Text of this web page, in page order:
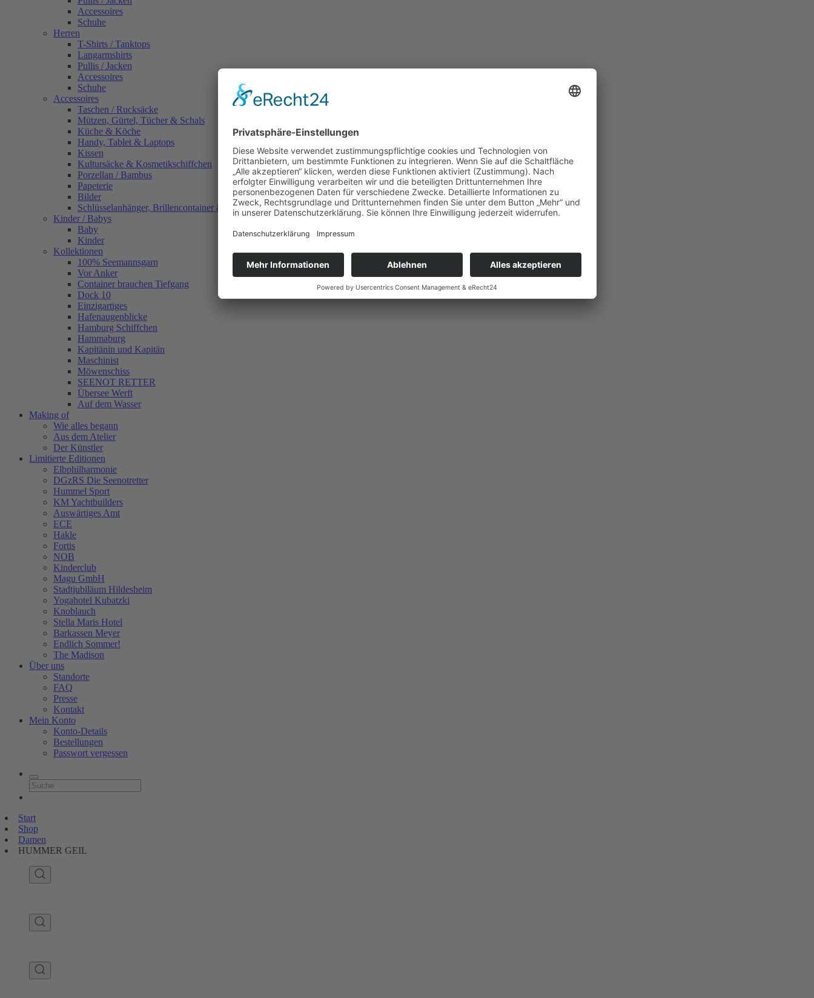
Accessoires
Schuhe
Herren
T-Shirts / Tanktops
Langarmshirts
Pullis / Jacken
Accessoires
Schuhe
Accessoires
Taschen / Rucksäcke
Mützen, Gürtel, Tücher & Schals
Küche & Köche
Handy, Tablet & Laptops
Kissen
Kultursäcke & Kosmetikschiffchen
Porzellan / Bambus
Papeterie
Bilder
Schlüsselanhänger, Brillencontainer & mehr
Kinder / Babys
Baby
Kinder
Kollektionen
100% Seemannsgarn
Vor Anker
Container brauchen Tiefgang
Dock 10
Einzigartiges
Hafenaugen­blicke
Hamburg Schiffchen
Hammaburg
Kapitänin und Kapitän
Maschinist
Möwenschiss
SEENOT RETTER
Übersee Werft
Auf dem Wasser
Making of
Wie alles begann
Aus dem Atelier
Der Künstler
Limitierte Editionen
Elbphilharmonie
DGzRS Die Seenotretter
Hummel Sport
KM Yachtbuilders
Auswärtiges Amt
ECE
Hakle
Fortis
NOB
Kinderclub
Magu GmbH
Stadtjubiläum Hildesheim
Yogahotel Kubatzki
Knoblauch
Stella Maris Hotel
Barkassen Meyer
Endlich Sommer!
The Madison
Über uns
Standorte
FAQ
Presse
Kontakt
Mein Konto
Konto-Details
Bestellungen
Passwort vergessen
Start
Shop
Damen
HUMMER GEIL